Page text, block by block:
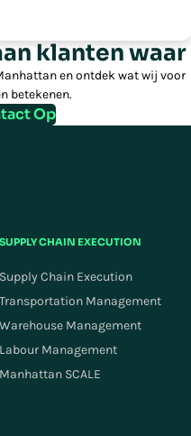
klanten waar
en ontdek wat wij voor
betekenen.
Op
SUPPLY CHAIN EXECUTION
Supply Chain Execution
Transportation Management
Warehouse Management
Labour Management
Manhattan SCALE